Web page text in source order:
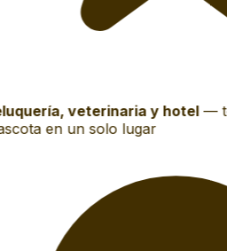
veterinaria y hotel—
en un solo lugar